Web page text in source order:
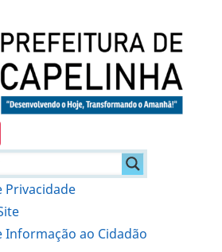
Privacidade
Informação ao Cidadão